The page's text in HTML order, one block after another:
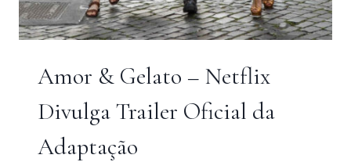
Amor & Gelato – Netflix
Divulga Trailer Oficial da
Adaptação